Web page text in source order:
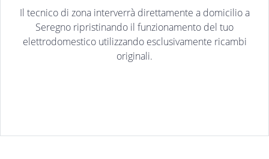
Il tecnico di zona interverrà direttamente a domicilio a
Seregno ripristinando il funzionamento del tuo
elettrodomestico utilizzando esclusivamente ricambi
originali.